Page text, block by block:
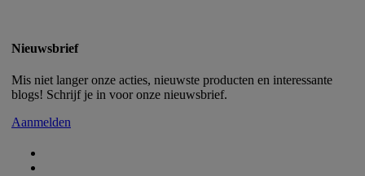
Nieuwsbrief
Mis niet langer onze acties, nieuwste producten en interessante
blogs! Schrijf je in voor onze nieuwsbrief.
Aanmelden